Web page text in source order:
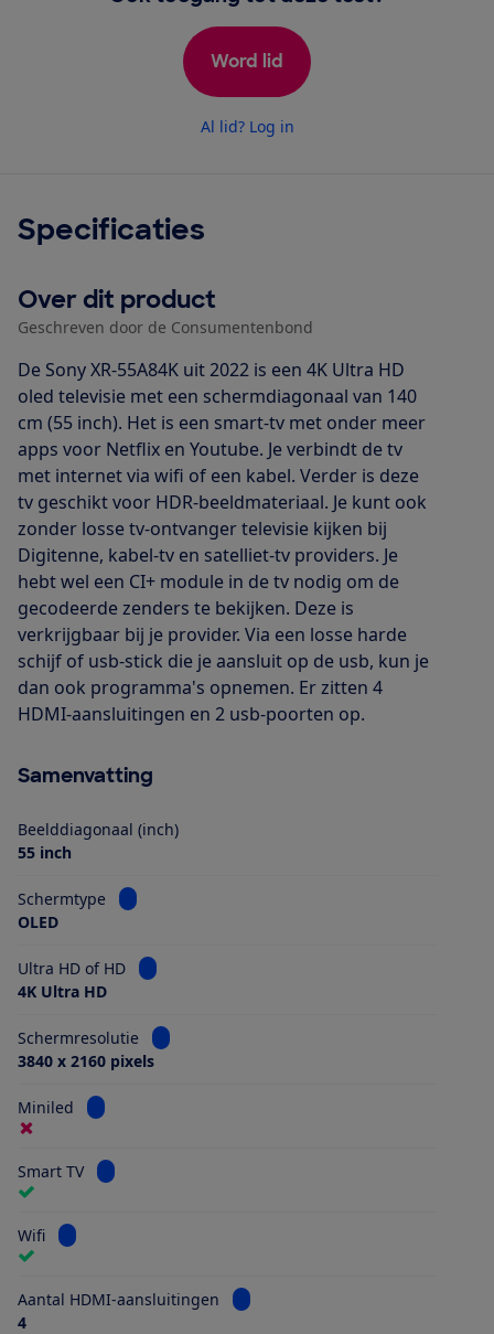
Word lid
Al lid? Log in
Specificaties
Over dit product
Geschreven door de Consumentenbond
De Sony XR-55A84K uit 2022 is een 4K Ultra HD
oled televisie met een schermdiagonaal van 140
cm (55 inch). Het is een smart-tv met onder meer
apps voor Netflix en Youtube. Je verbindt de tv
met internet via wifi of een kabel. Verder is deze
tv geschikt voor HDR-beeldmateriaal. Je kunt ook
zonder losse tv-ontvanger televisie kijken bij
Digitenne, kabel-tv en satelliet-tv providers. Je
hebt wel een CI+ module in de tv nodig om de
gecodeerde zenders te bekijken. Deze is
verkrijgbaar bij je provider. Via een losse harde
schijf of usb-stick die je aansluit op de usb, kun je
dan ook programma's opnemen. Er zitten 4
HDMI-aansluitingen en 2 usb-poorten op.
Samenvatting
Beelddiagonaal (inch)
55 inch
Schermtype
Bekijk informatie voor Schermtype
OLED
Ultra HD of HD
Bekijk informatie voor Ultra HD of HD
4K Ultra HD
Schermresolutie
Bekijk informatie voor Schermresolutie
3840 x 2160 pixels
Miniled Bekijk informatie voor Miniled
Smart TV Bekijk informatie voor Smart TV
Wifi Bekijk informatie voor Wifi
Aantal HDMI-aansluitingen
Bekijk informatie voor Aantal
4